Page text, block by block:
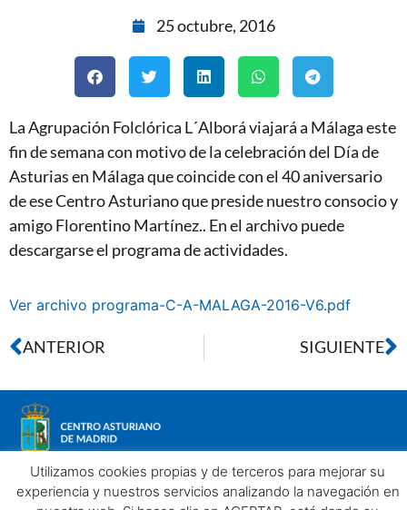
25 octubre, 2016
La Agrupación Folclórica L´Alborá viajará a Málaga este
fin de semana con motivo de la celebración del Día de
Asturias en Málaga que coincide con el 40 aniversario
de ese Centro Asturiano que preside nuestro consocio y
amigo Florentino Martínez.. En el archivo puede
descargarse el programa de actividades.
Ver archivo programa-C-A-MALAGA-2016-V6.pdf
ANTERIOR SIGUIENTE
Utilizamos cookies propias y de terceros para mejorar su
experiencia y nuestros servicios analizando la navegación en